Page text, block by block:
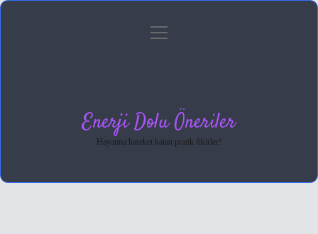
Gizlilik Politikası
menüyü
Enerji Dolu Öneriler
Hayatına hareket katan pratik fikirler!